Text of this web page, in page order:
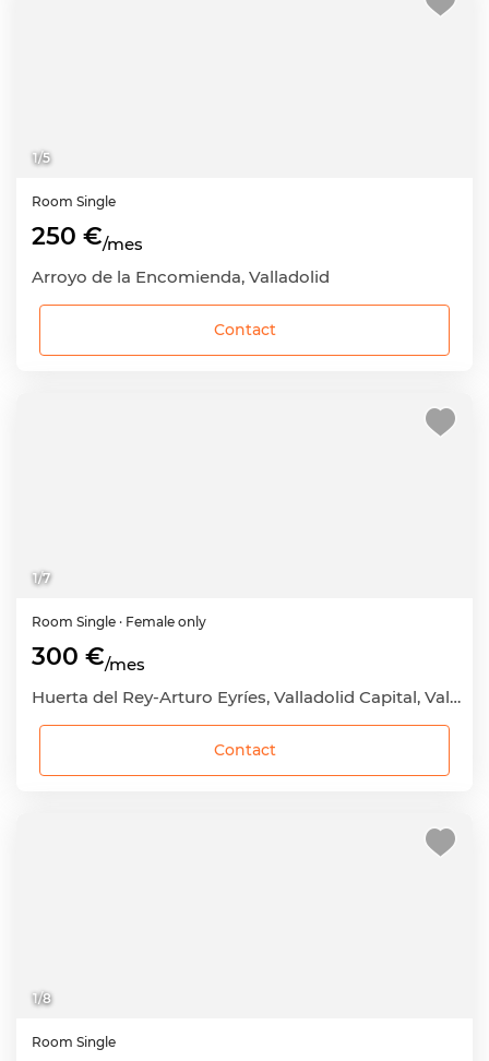
1/5
Room Single
250 €/mes
Arroyo de la Encomienda, Valladolid
Contact
1/7
Room Single · Female only
300 €/mes
Huerta del Rey-Arturo Eyríes, Valladolid Capital, Valladolid
Contact
1/8
Room Single